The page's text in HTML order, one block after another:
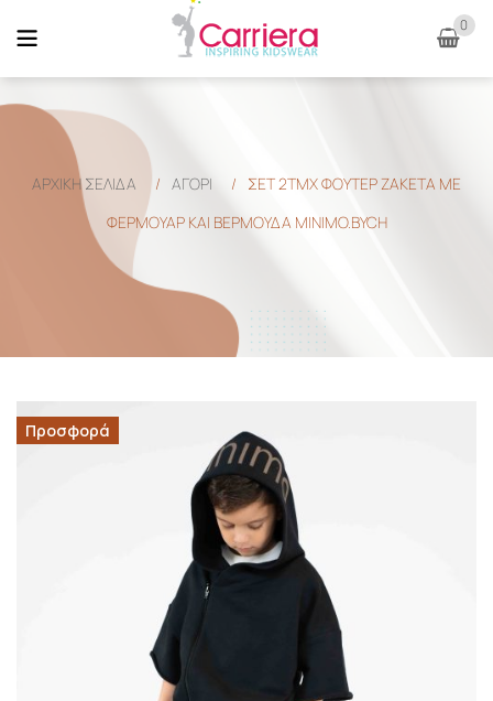
0
ΑΡΧΙΚΉ ΣΕΛΊΔΑ / ΑΓΟΡΙ /
ΣΕΤ 2ΤΜΧ ΦΟΥΤΕΡ ΖΑΚΕΤΑ ΜΕ
ΦΕΡΜΟΥΑΡ ΚΑΙ ΒΕΡΜΟΥΔΑ MINIMO.BYCH
Προσφορά